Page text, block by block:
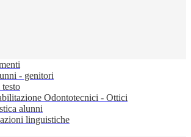
- genitori
Odontotecnici - Ottici
alunni
linguistiche